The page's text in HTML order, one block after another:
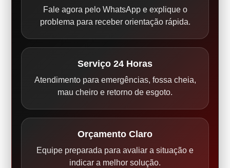
Fale agora pelo WhatsApp e explique o
problema para receber orientação rápida.
Serviço 24 Horas
Atendimento para emergências, fossa cheia,
mau cheiro e retorno de esgoto.
Orçamento Claro
Equipe preparada para avaliar a situação e
indicar a melhor solução.